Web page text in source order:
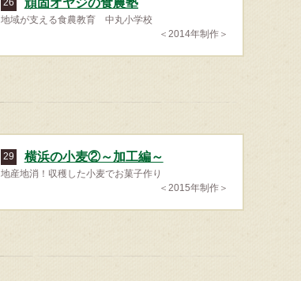
地域が支える食農教育 中丸小学校
＜2014年制作＞
29 横浜の小麦②～加工編～
地産地消！収穫した小麦でお菓子作り
＜2015年制作＞